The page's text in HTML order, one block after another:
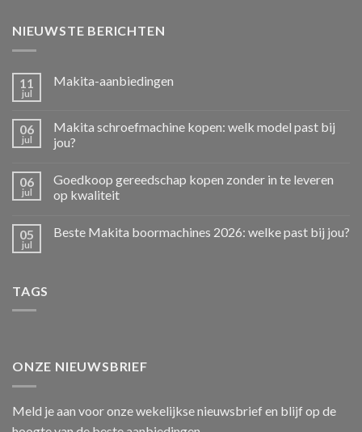
NIEUWSTE BERICHTEN
11
jul
Makita-aanbiedingen
06
jul
Makita schroefmachine kopen: welk model past bij
jou?
06
jul
Goedkoop gereedschap kopen zonder in te leveren
op kwaliteit
05
jul
Beste Makita boormachines 2026: welke past bij jou?
TAGS
ONZE NIEUWSBRIEF
Meld je aan voor onze wekelijkse nieuwsbrief en blijf op de